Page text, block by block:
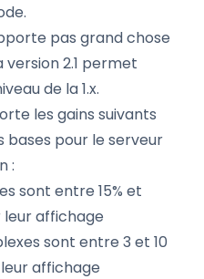
pas grand chose
version 2.1 permet
de la 1.x.
les gains suivants
pour le serveur
:
sont entre 15% et
leur affichage
sont entre 3 et 10
affichage